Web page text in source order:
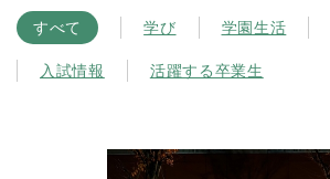
すべて 学び 学園生活
入試情報 活躍する卒業生